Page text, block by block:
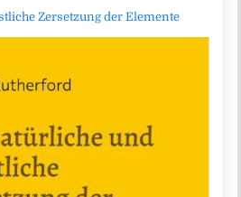
Zersetzung der Elemente